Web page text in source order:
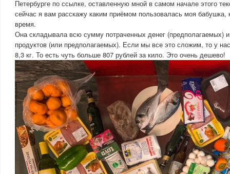
Петербурге по ссылке, оставленную мной в самом начале этого
сейчас я вам расскажу каким приёмом пользовалась моя бабушка,
время.
Она складывала всю сумму потраченных денег (предполагаемых)
продуктов (или предполагаемых). Если мы все это сложим, то у
8,3 кг. То есть чуть больше 807 рублей за кило. Это очень дешево!